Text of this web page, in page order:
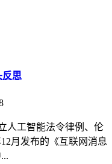
反思
人工智能法令律例、伦
月发布的《互联网消息